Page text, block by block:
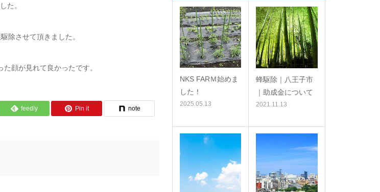
た。
除させて頂きました。
顔が見れて良かったです。
feedly Pin it note
NKS FARＭ始めま
した！
2025.05.13
蜂駆除｜八王子市
｜助成金について
2021.11.13